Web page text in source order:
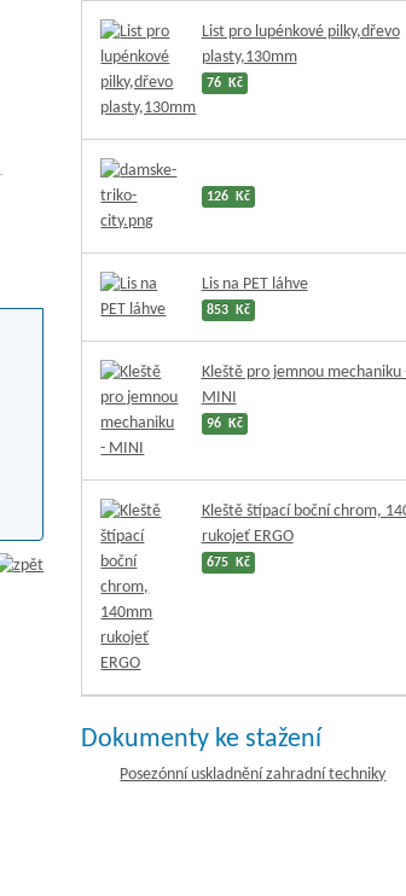
List pro lupénkové pilky,dřevo
plasty,130mm
76 Kč
126 Kč
Lis na PET láhve
853 Kč
Kleště pro jemnou mechaniku
MINI
96 Kč
Kleště štípací boční chrom,
rukojeť ERGO
675 Kč
Dokumenty ke stažení
Posezónní uskladnění zahradní techniky